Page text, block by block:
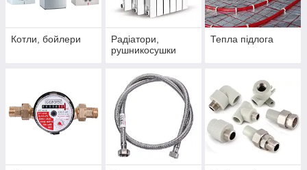
Котли, бойлери
Радіатори,
рушникосушки
Тепла підлога